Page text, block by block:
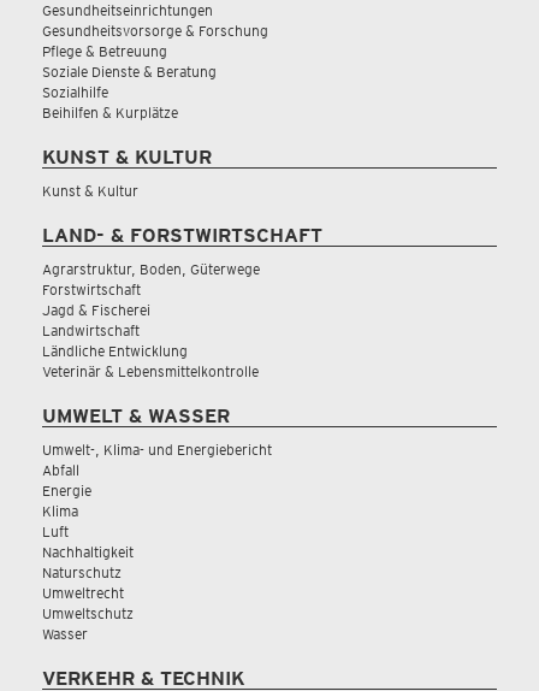
Gesundheitseinrichtungen
Gesundheitsvorsorge & Forschung
Pflege & Betreuung
Soziale Dienste & Beratung
Sozialhilfe
Beihilfen & Kurplätze
KUNST & KULTUR
Kunst & Kultur
LAND- & FORSTWIRTSCHAFT
Agrarstruktur, Boden, Güterwege
Forstwirtschaft
Jagd & Fischerei
Landwirtschaft
Ländliche Entwicklung
Veterinär & Lebensmittelkontrolle
UMWELT & WASSER
Umwelt-, Klima- und Energiebericht
Abfall
Energie
Klima
Luft
Nachhaltigkeit
Naturschutz
Umweltrecht
Umweltschutz
Wasser
VERKEHR & TECHNIK